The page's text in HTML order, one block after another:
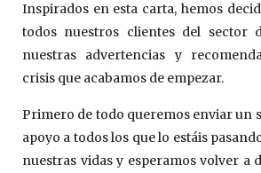
Inspirados en esta carta, hemos
todos nuestros clientes del sector
nuestras advertencias y
crisis que acabamos de empezar.
Primero de todo queremos enviar un
apoyo a todos los que lo estáis
nuestras vidas y esperamos volver a